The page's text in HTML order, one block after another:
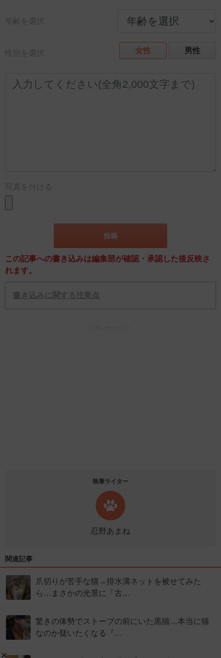
年齢を選択
性別を選択 女性 男性
写真を付ける
この記事への書き込みは編集部が確認・承認した後反映さ
れます。
書き込みに関する注意点
執筆ライター
忍野あまね
関連記事
爪切りが苦手な猫→排水溝ネットを被せてみた
ら…まさかの光景に「古…
驚きの体勢でストーブの前にいた黒猫…本当に猫
なのか疑いたくなる『…